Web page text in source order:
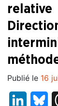
Publié le 16
LinkedIn